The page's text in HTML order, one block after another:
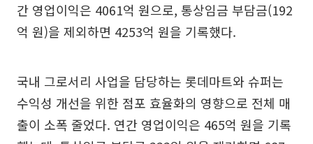
간 영업이익은 4061억 원으로, 통상임금 부담금(192
억 원)을 제외하면 4253억 원을 기록했다.
국내 그로서리 사업을 담당하는 롯데마트와 슈퍼는
수익성 개선을 위한 점포 효율화의 영향으로 전체 매
출이 소폭 줄었다. 연간 영업이익은 465억 원을 기록